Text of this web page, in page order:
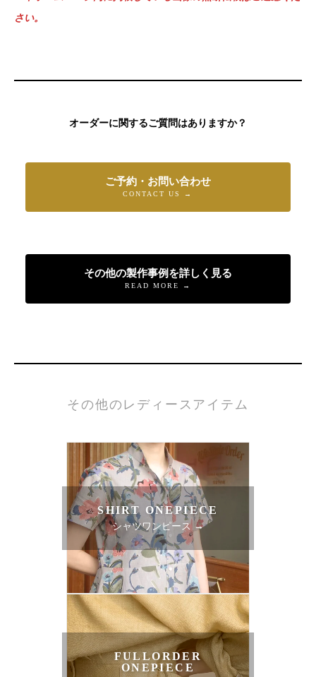
さい。
オーダーに関するご質問はありますか？
ご予約・お問い合わせ
CONTACT US →
その他の製作事例を詳しく見る
READ MORE →
その他のレディースアイテム
SHIRT ONEPIECE
シャツワンピース →
FULLORDER
ONEPIECE